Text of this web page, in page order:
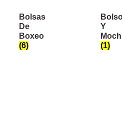
Bolsas
De
Boxeo
(6)
Y
(1)